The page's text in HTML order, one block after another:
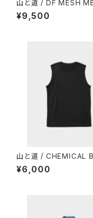
山と道 / DF MESH
SLEEVELESS（MEN）
¥9,500
山と道 / CHEMICAL B
ELESS（MEN）
¥6,000